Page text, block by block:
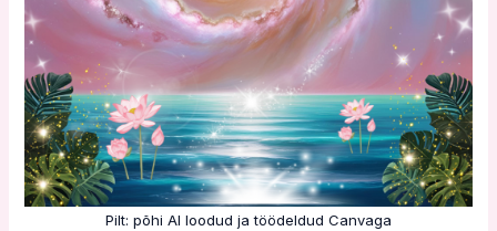
Pilt: põhi AI loodud ja töödeldud Canvaga